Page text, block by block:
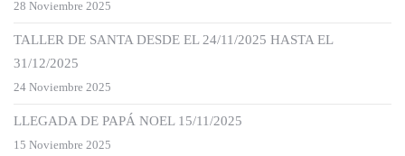
28 Noviembre 2025
TALLER DE SANTA DESDE EL 24/11/2025 HASTA EL
31/12/2025
24 Noviembre 2025
LLEGADA DE PAPÁ NOEL 15/11/2025
15 Noviembre 2025